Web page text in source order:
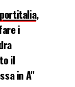
,
i
il
in A"